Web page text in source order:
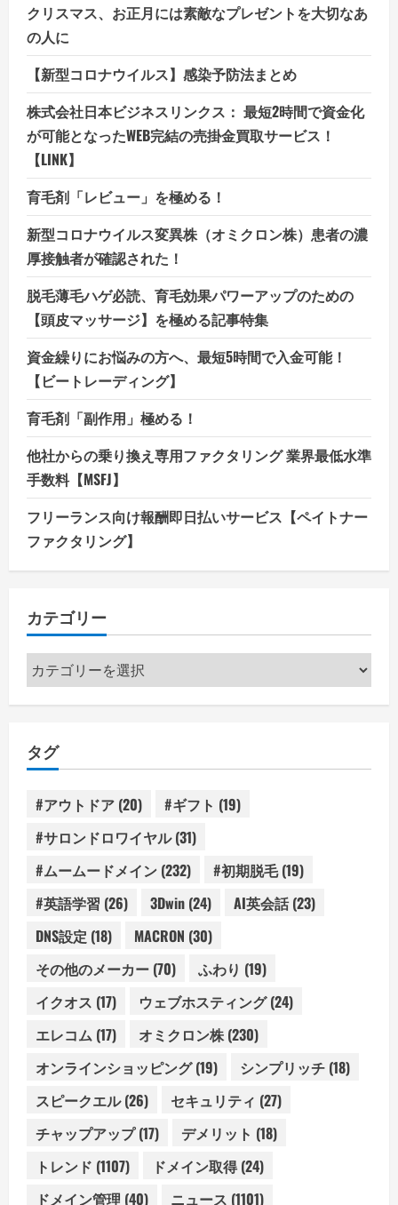
クリスマス、お正月には素敵なプレゼントを大切なあ
の人に
【新型コロナウイルス】感染予防法まとめ
株式会社日本ビジネスリンクス： 最短2時間で資金化
が可能となったWEB完結の売掛金買取サービス！
【LINK】
育毛剤「レビュー」を極める！
新型コロナウイルス変異株（オミクロン株）患者の濃
厚接触者が確認された！
脱毛薄毛ハゲ必読、育毛効果パワーアップのための
【頭皮マッサージ】を極める記事特集
資金繰りにお悩みの方へ、最短5時間で入金可能！
【ビートレーディング】
育毛剤「副作用」極める！
他社からの乗り換え専用ファクタリング 業界最低水準
手数料【MSFJ】
フリーランス向け報酬即日払いサービス【ペイトナー
ファクタリング】
カテゴリー
カ
テ
ー
タグ
#アウトドア (20) #ギフト (19)
#サロンドロワイヤル(31)
#ムームードメイン (232) #初期脱毛(19)
#英語学習 (26) 3Dwin (24) AI英会話(23)
DNS設定 (18) MACRON (30)
その他のメーカー (70) ふわり (19)
イクオス (17) ウェブホスティング(24)
エレコム (17) オミクロン株(230)
オンラインショッピング(19) シンプリッチ (18)
スピークエル(26) セキュリティ (27)
チャップアップ(17) デメリット (18)
トレンド (1107) ドメイン取得(24)
ドメイン管理 (40) ニュース (1101)